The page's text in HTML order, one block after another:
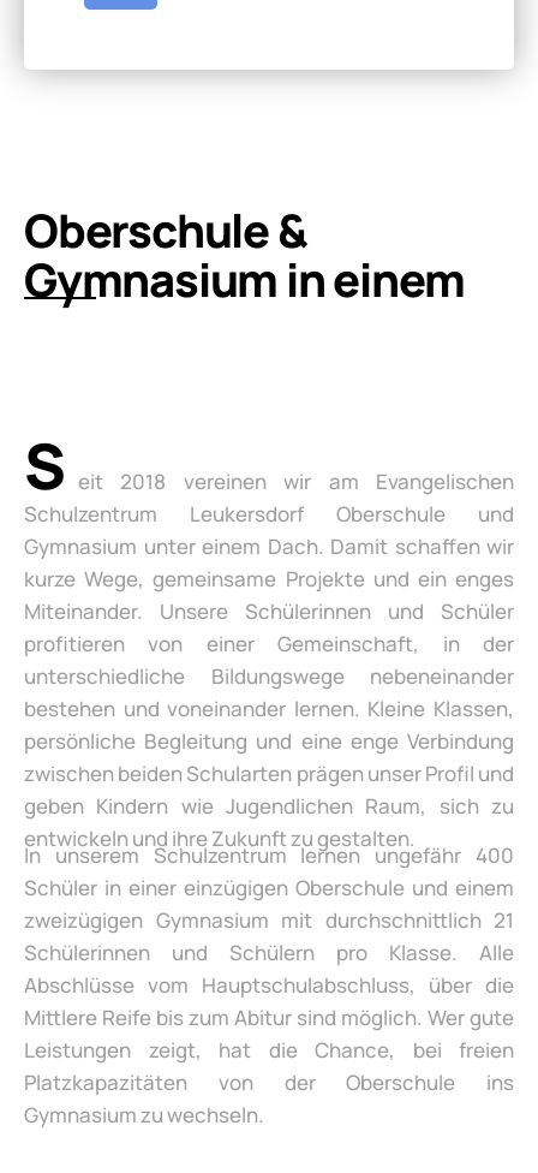
Oberschule &
Gymnasium in einem
S eit 2018 vereinen wir am Evangelischen
Schulzentrum Leukersdorf Oberschule und
Gymnasium unter einem Dach. Damit schaffen wir
kurze Wege, gemeinsame Projekte und ein enges
Miteinander. Unsere Schülerinnen und Schüler
profitieren von einer Gemeinschaft, in der
unterschiedliche Bildungswege nebeneinander
bestehen und voneinander lernen. Kleine Klassen,
persönliche Begleitung und eine enge Verbindung
zwischen beiden Schularten prägen unser Profil und
geben Kindern wie Jugendlichen Raum, sich zu
entwickeln und ihre Zukunft zu gestalten.
In unserem Schulzentrum lernen ungefähr 400
Schüler in einer einzügigen Oberschule und einem
zweizügigen Gymnasium mit durchschnittlich 21
Schülerinnen und Schülern pro Klasse. Alle
Abschlüsse vom Hauptschulabschluss, über die
Mittlere Reife bis zum Abitur sind möglich. Wer gute
Leistungen zeigt, hat die Chance, bei freien
Platzkapazitäten von der Oberschule ins
Gymnasium zu wechseln.